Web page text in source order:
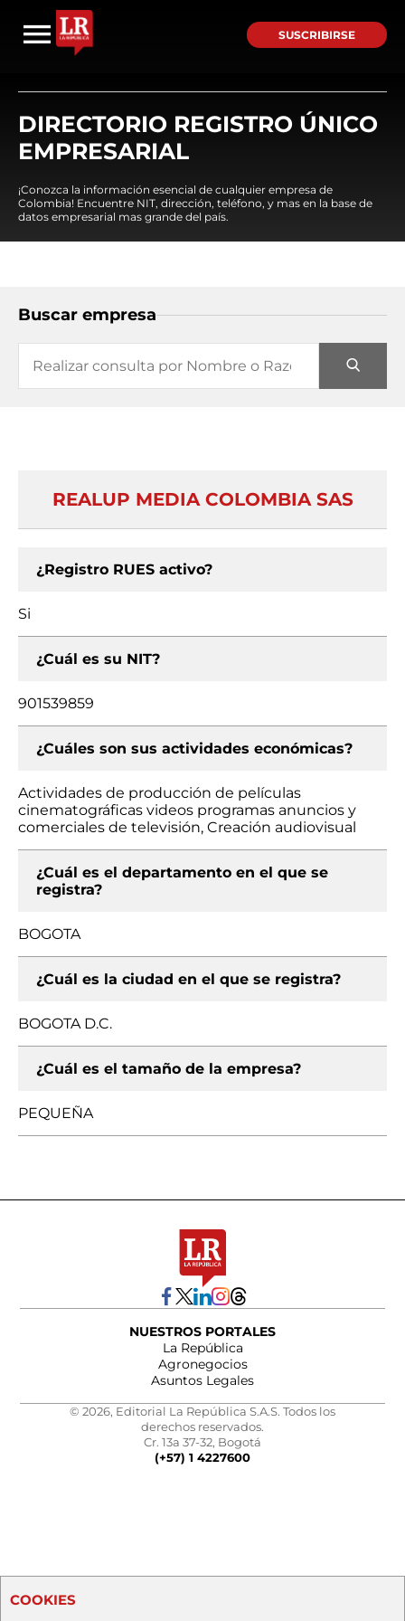
SUSCRIBIRSE
DIRECTORIO REGISTRO ÚNICO
EMPRESARIAL
¡Conozca la información esencial de cualquier empresa de
Colombia! Encuentre NIT, dirección, teléfono, y mas en la base de
datos empresarial mas grande del país.
Buscar empresa
REALUP MEDIA COLOMBIA SAS
¿Registro RUES activo?
Si
¿Cuál es su NIT?
901539859
¿Cuáles son sus actividades económicas?
Actividades de producción de películas
cinematográficas videos programas anuncios y
comerciales de televisión, Creación audiovisual
¿Cuál es el departamento en el que se
registra?
BOGOTA
¿Cuál es la ciudad en el que se registra?
BOGOTA D.C.
¿Cuál es el tamaño de la empresa?
PEQUEÑA
NUESTROS PORTALES
La República
Agronegocios
Asuntos Legales
© 2026, Editorial La República S.A.S. Todos los
derechos reservados.
Cr. 13a 37-32, Bogotá
(+57) 1 4227600
COOKIES